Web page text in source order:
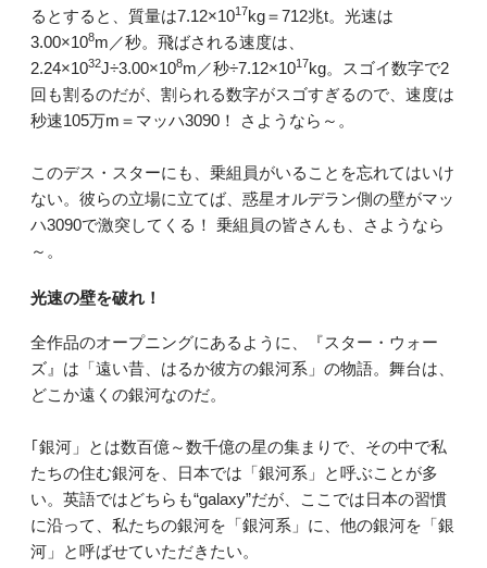
るとすると、質量は7.12×1017kg＝712兆t。光速は
3.00×108m／秒。飛ばされる速度は、
2.24×1032J÷3.00×108m／秒÷7.12×1017kg。スゴイ数字で2
回も割るのだが、割られる数字がスゴすぎるので、速度は
秒速105万m＝マッハ3090！ さようなら～。
このデス・スターにも、乗組員がいることを忘れてはいけ
ない。彼らの立場に立てば、惑星オルデラン側の壁がマッ
ハ3090で激突してくる！ 乗組員の皆さんも、さようなら
～。
光速の壁を破れ！
全作品のオープニングにあるように、『スター・ウォー
ズ』は「遠い昔、はるか彼方の銀河系」の物語。舞台は、
どこか遠くの銀河なのだ。
｢銀河」とは数百億～数千億の星の集まりで、その中で私
たちの住む銀河を、日本では「銀河系」と呼ぶことが多
い。英語ではどちらも“galaxy”だが、ここでは日本の習慣
に沿って、私たちの銀河を「銀河系」に、他の銀河を「銀
河」と呼ばせていただきたい。